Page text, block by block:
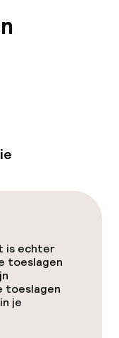
is echter
toeslagen
toeslagen
je